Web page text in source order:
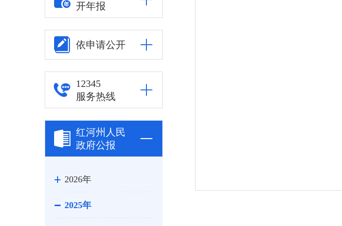
开年报
依申请公开
12345
服务热线
红河州人民
政府公报
2026年
2025年